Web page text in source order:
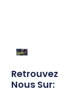
Retrouvez
Nous Sur: